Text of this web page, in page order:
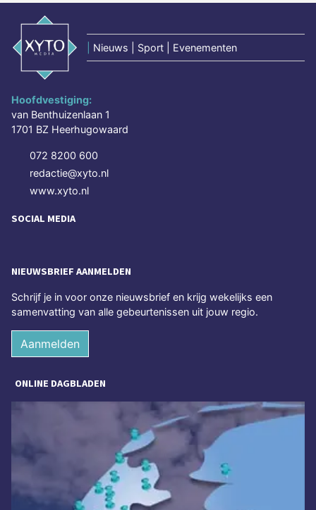
Nieuws | Sport | Evenementen
Hoofdvestiging:
van Benthuizenlaan 1
1701 BZ Heerhugowaard
072 8200 600
redactie@xyto.nl
www.xyto.nl
SOCIAL MEDIA
NIEUWSBRIEF AANMELDEN
Schrijf je in voor onze nieuwsbrief en krijg wekelijks een
samenvatting van alle gebeurtenissen uit jouw regio.
Aanmelden
ONLINE DAGBLADEN